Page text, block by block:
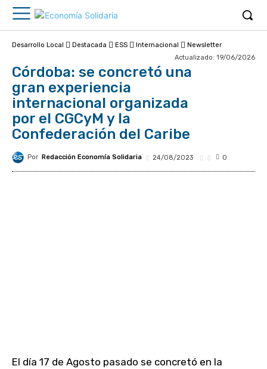
Desarrollo Local Destacada ESS Internacional
Newsletter
Actualizado: 19/06/2026
Córdoba: se concretó una
gran experiencia
internacional organizada
por el CGCyM y la
Confederación del Caribe
Por Redacción Economía Solidaria 24/08/2023 0
El día 17 de Agosto pasado se concretó en la